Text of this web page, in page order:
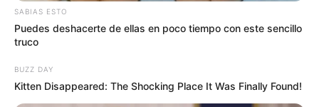
SABIAS ESTO
Puedes deshacerte de ellas en poco tiempo con este sencillo
truco
BUZZ DAY
Kitten Disappeared: The Shocking Place It Was Finally Found!